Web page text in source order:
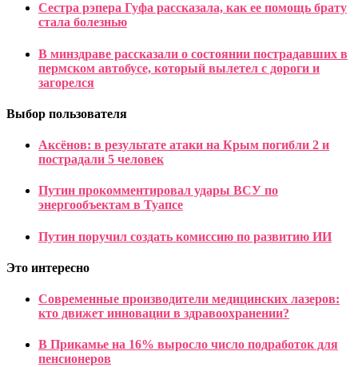
Сестра рэпера Гуфа рассказала, как ее помощь брату
стала болезнью
В минздраве рассказали о состоянии пострадавших в
пермском автобусе, который вылетел с дороги и
загорелся
Выбор пользователя
Аксёнов: в результате атаки на Крым погибли 2 и
пострадали 5 человек
Путин прокомментировал удары ВСУ по
энергообъектам в Туапсе
Путин поручил создать комиссию по развитию ИИ
Это интересно
Современные производители медицинских лазеров:
кто движет инновации в здравоохранении?
В Прикамье на 16% выросло число подработок для
пенсионеров